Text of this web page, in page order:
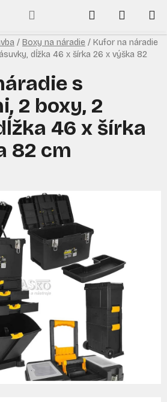
Hľadať
KOŠÍK
/ Boxy na náradie / Kufor na náradie
dĺžka 46 x šírka 26 x výška 82
s
2 boxy, 2
46 x šírka
82 cm